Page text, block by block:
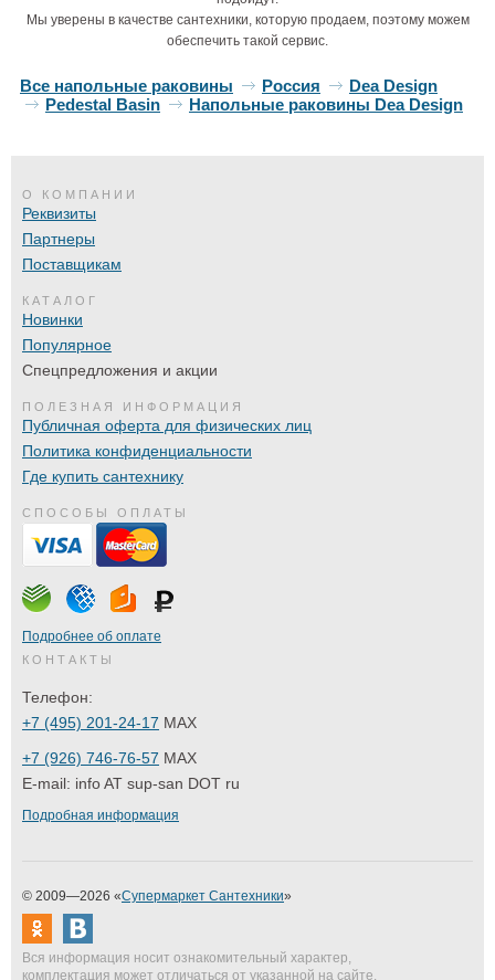
Мы уверены в качестве сантехники, которую продаем, поэтому можем
обеспечить такой сервис.
Все напольные раковины Россия
Dea Design
Pedestal Basin
Напольные раковины Dea Design
О КОМПАНИИ
Реквизиты
Партнеры
Поставщикам
КАТАЛОГ
Новинки
Популярное
Спецпредложения и акции
ПОЛЕЗНАЯ ИНФОРМАЦИЯ
Публичная оферта для физических лиц
Политика конфиденциальности
Где купить сантехнику
СПОСОБЫ ОПЛАТЫ
Подробнее об оплате
КОНТАКТЫ
Телефон:
+7 (495) 201-24-17 MAX
+7 (926) 746-76-57 MAX
E-mail: info AT sup-san DOT ru
Подробная информация
© 2009—2026 «Супермаркет Сантехники»
Вся информация носит ознакомительный характер,
комплектация может отличаться от указанной на сайте.